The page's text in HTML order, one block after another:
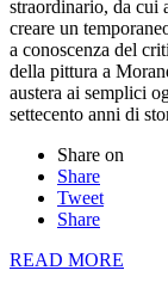
straordinario, da cui
creare un
a conoscenza del
della pittura a
austera ai semplici
settecento anni di
Share on
Share
Tweet
Share
READ MORE